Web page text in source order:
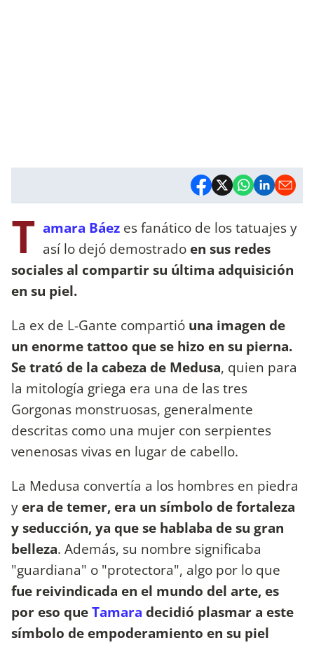
T amara Báez es fanático de los tatuajes y
así lo dejó demostrado en sus redes
sociales al compartir su última adquisición
en su piel.
La ex de L-Gante compartió una imagen de
un enorme tattoo que se hizo en su pierna.
Se trató de la cabeza de Medusa, quien para
la mitología griega era una de las tres
Gorgonas monstruosas, generalmente
descritas como una mujer con serpientes
venenosas vivas en lugar de cabello.
La Medusa convertía a los hombres en piedra
y era de temer, era un símbolo de fortaleza
y seducción, ya que se hablaba de su gran
belleza. Además, su nombre significaba
"guardiana" o "protectora", algo por lo que
fue reivindicada en el mundo del arte, es
por eso queTamara decidió plasmar a este
símbolo de empoderamiento en su piel